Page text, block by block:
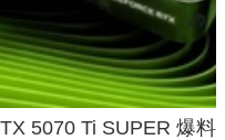
5070 Ti SUPER 爆料